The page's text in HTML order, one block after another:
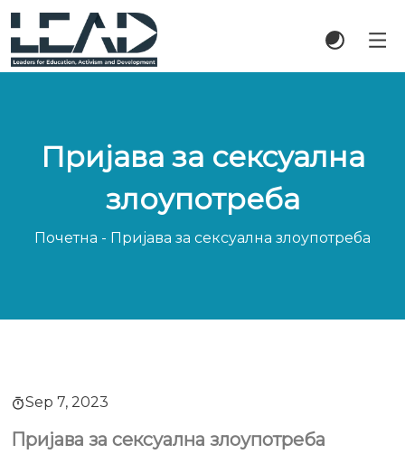
Пријава за сексуална
злоупотреба
Почетна - Пријава за сексуална злоупотреба
Sep 7, 2023
Пријава за сексуална злоупотреба